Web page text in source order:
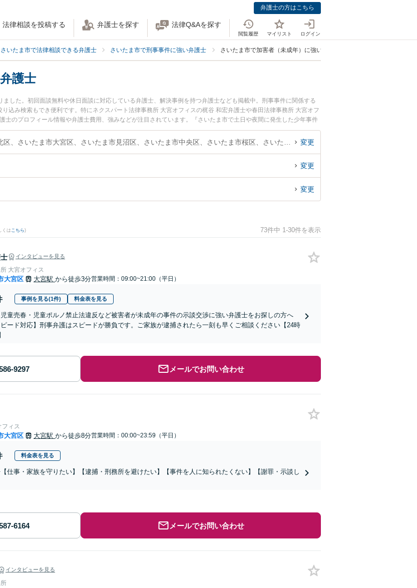
弁護士の方はこちら
法律相談を投稿する 弁護士を探す 法律Q&Aを探す
閲覧履歴 マイリスト ログイン
さいたま市で法律相談できる弁護士 さいたま市で刑事事件に強い弁護士 さいたま市で加害者（未成年）に強い弁護士
護士
した。初回面談無料や休日面談に対応している弁護士、解決事例を持つ弁護士なども掲載中。刑事事件に関係する
込み検索もでき便利です。特にネクスパート法律事務所 大宮オフィスの梶谷 和宏弁護士や春田法律事務所 大宮オフ
士のプロフィール情報や弁護士費用、強みなどが注目されています。『さいたま市で土日や夜間に発生した少年事件
ブル解決の実績豊富な近くの弁護士を検索したい』『初回相談無料で少年事件を法律相談できるさいたま市内の弁護
です。
変更
変更
変更
くはこちら) 73件中 1-30件を表示
インタビューを見る
大宮オフィス
大宮区 大宮駅 から徒歩3分営業時間：09:00~21:00（平日）
事例を見る(1件) 料金表を見る
児童売春・児童ポルノ禁止法違反など被害者が未成年の事件の示談交渉に強い弁護士をお探しの方へ
ピード対応】刑事弁護はスピードが勝負です。ご家族が逮捕されたら一刻も早くご相談ください【24時
メールでお問い合わせ
フィス
大宮区 大宮駅 から徒歩8分営業時間：00:00~23:59（平日）
料金表を見る
事・家族を守りたい】【逮捕・刑務所を避けたい】【事件を人に知られたくない】【謝罪・示談し
メールでお問い合わせ
インタビューを見る